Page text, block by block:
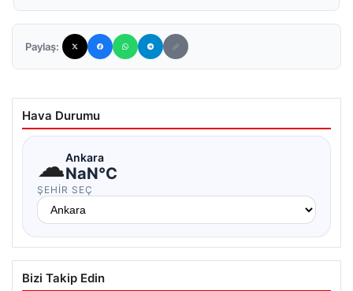
Paylaş:
Hava Durumu
☁Ankara
NaN°C
ŞEHIR SEÇ
Bizi Takip Edin